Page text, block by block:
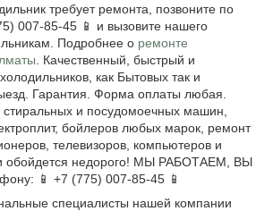
требует ремонта, позвоните по
007-85-45 📱 и вызовите нашего
Подробнее о ремонте
. Качественный, быстрый и
как Бытовых так и
Гарантия. Форма оплаты любая.
и посудомоечных машин,
бойлеров любых марок, ремонт
телевизоров, компьютеров и
и обойдется недорого! МЫ РАБОТАЕМ, ВЫ
📱 +7 (775) 007-85-45 📱
специалисты нашей компании